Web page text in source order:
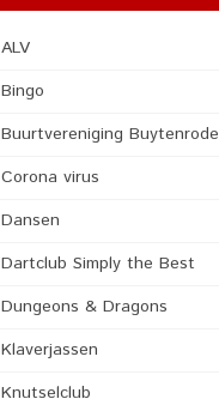
ALV
Bingo
Buurtvereniging Buytenrode
Corona virus
Dansen
Dartclub Simply the Best
Dungeons & Dragons
Klaverjassen
Knutselclub